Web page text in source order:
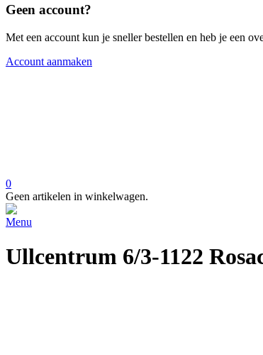
Geen account?
Met een account kun je sneller bestellen en heb je een
Account aanmaken
0
Geen artikelen in winkelwagen.
Menu
Ullcentrum 6/3-1122